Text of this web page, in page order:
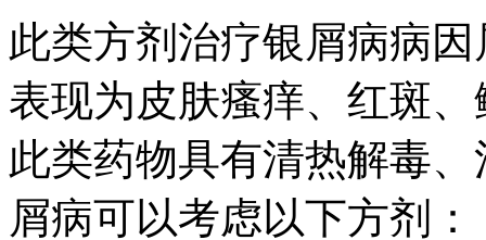
此类方剂治疗银屑病病
表现为皮肤瘙痒、红斑
此类药物具有清热解毒
屑病可以考虑以下方剂：